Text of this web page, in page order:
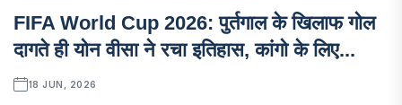
FIFA World Cup 2026: पुर्तगाल के खिलाफ गोल
दागते ही योन वीसा ने रचा इतिहास, कांगो के लिए...
18 JUN, 2026